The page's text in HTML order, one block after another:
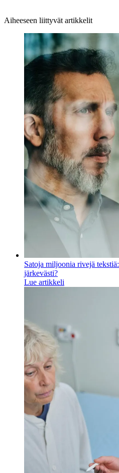
Aiheeseen liittyvät artikkelit
Satoja miljoonia rivejä
järkevästi?
Lue artikkeli